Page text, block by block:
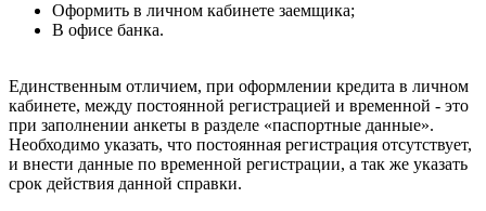
Оформить в личном кабинете заемщика;
В офисе банка.
Единственным отличием, при оформлении кредита в личном
кабинете, между постоянной регистрацией и временной - это
при заполнении анкеты в разделе «паспортные данные».
Необходимо указать, что постоянная регистрация отсутствует,
и внести данные по временной регистрации, а так же указать
срок действия данной справки.